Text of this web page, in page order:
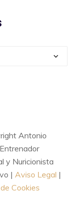
Antonio
y Nuricionista
| Aviso Legal |
Cookies